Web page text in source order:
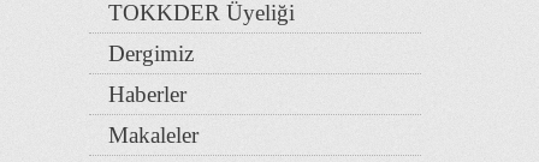
TOKKDER Üyeliği
Dergimiz
Haberler
Makaleler